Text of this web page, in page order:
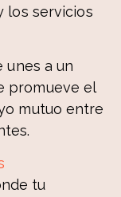
los servicios
unes a un
promueve el
mutuo entre
tu